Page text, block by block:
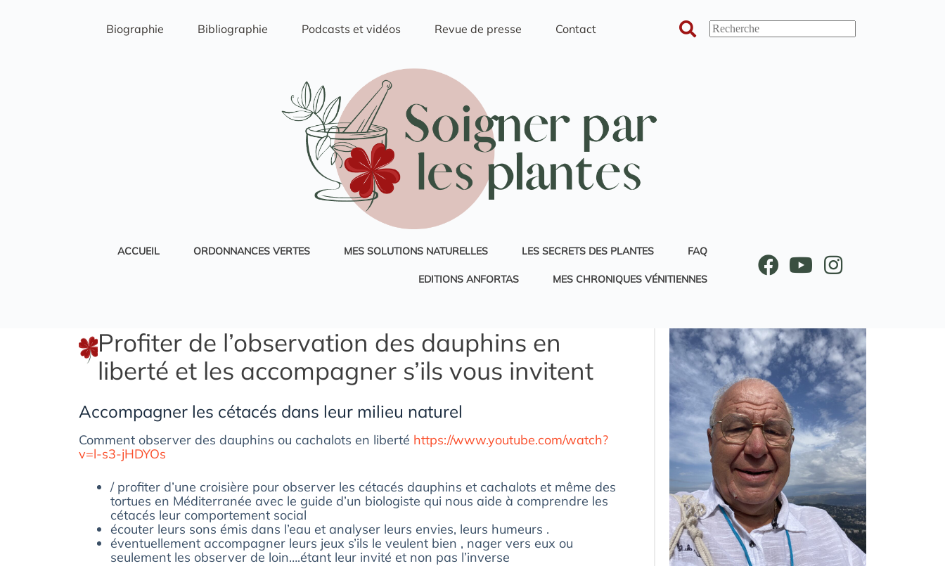
Biographie Bibliographie Podcasts et vidéos Revue de presse Contact
ACCUEIL ORDONNANCES VERTES MES SOLUTIONS NATURELLES LES SECRETS DES PLANTES FAQ
EDITIONS ANFORTAS MES CHRONIQUES VÉNITIENNES
Profiter de l’observation des dauphins en
liberté et les accompagner s’ils vous invitent
Accompagner les cétacés dans leur milieu naturel
Comment observer des dauphins ou cachalots en liberté https://www.youtube.com/watch?
v=l-s3-jHDYOs
/ profiter d’une croisière pour observer les cétacés dauphins et cachalots et même des
tortues en Méditerranée avec le guide d’un biologiste qui nous aide à comprendre les
cétacés leur comportement social
écouter leurs sons émis dans l’eau et analyser leurs envies, leurs humeurs .
éventuellement accompagner leurs jeux s’ils le veulent bien , nager vers eux ou
seulement les observer de loin….étant leur invité et non pas l’inverse